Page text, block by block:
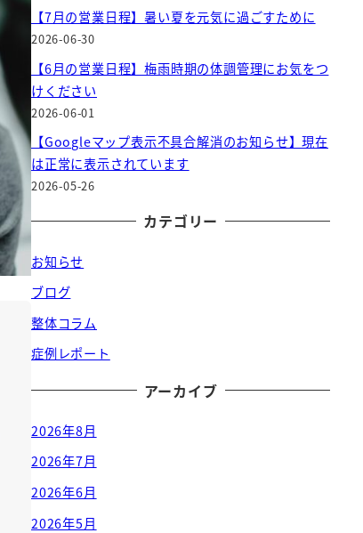
【7月の営業日程】暑い夏を元気に過ごすために
2026-06-30
【6月の営業日程】梅雨時期の体調管理にお気をつ
けください
2026-06-01
【Googleマップ表示不具合解消のお知らせ】現在
は正常に表示されています
2026-05-26
カテゴリー
お知らせ
ブログ
整体コラム
症例レポート
アーカイブ
2026年8月
2026年7月
2026年6月
2026年5月